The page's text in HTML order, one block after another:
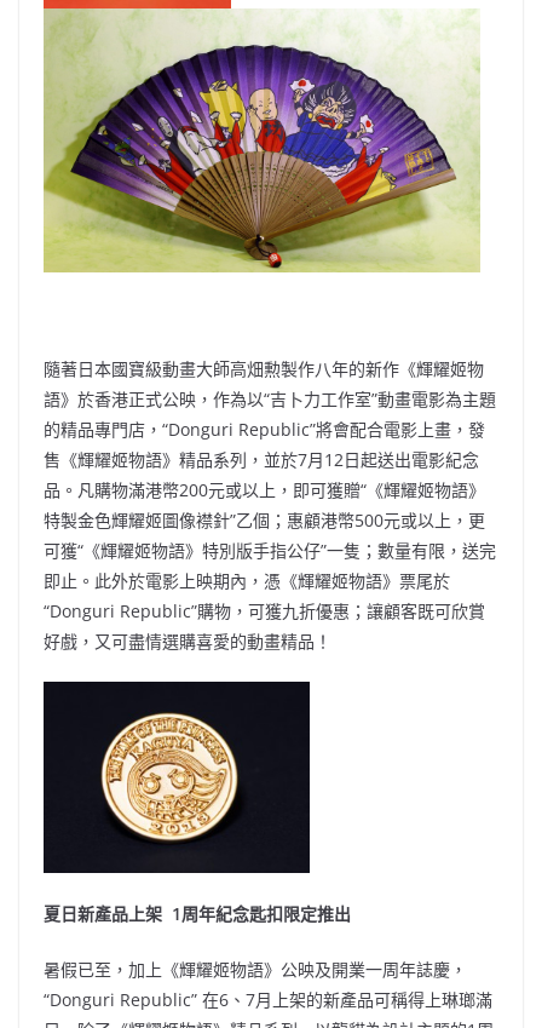
隨著日本國寶級動畫大師高畑勲製作八年的新作《輝耀姬物
語》於香港正式公映，作為以“吉卜力工作室”動畫電影為主題
的精品專門店，“Donguri Republic”將會配合電影上畫，發
售《輝耀姬物語》精品系列，並於7月12日起送出電影紀念
品。凡購物滿港幣200元或以上，即可獲贈“《輝耀姬物語》
特製金色輝耀姬圖像襟針”乙個；惠顧港幣500元或以上，更
可獲“《輝耀姬物語》特別版手指公仔”一隻；數量有限，送完
即止。此外於電影上映期內，憑《輝耀姬物語》票尾於
“Donguri Republic”購物，可獲九折優惠；讓顧客既可欣賞
好戲，又可盡情選購喜愛的動畫精品！
夏日新產品上架 1周年紀念匙扣限定推出
暑假已至，加上《輝耀姬物語》公映及開業一周年誌慶，
“Donguri Republic” 在6、7月上架的新產品可稱得上琳瑯滿